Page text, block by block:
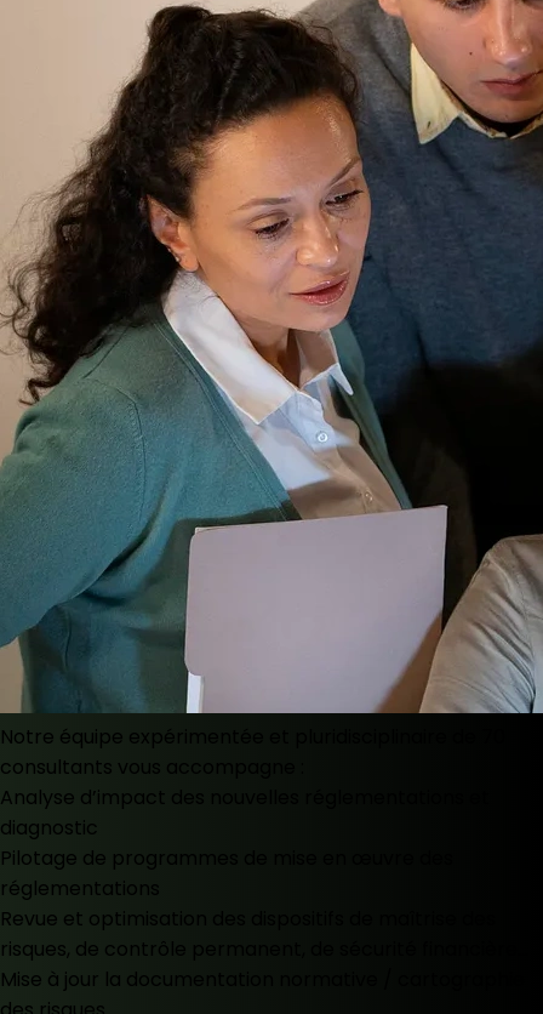
Notre équipe expérimentée et pluridisciplinaire de 70
consultants vous accompagne :
Analyse d’impact des nouvelles réglementations et
diagnostic
Pilotage de programmes de mise en œuvre des
réglementations
Revue et optimisation des dispositifs de maîtrise des
risques, de contrôle permanent, de sécurité financière…
Mise à jour la documentation normative / cartographie